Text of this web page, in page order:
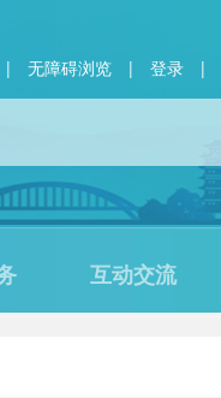
| 无障碍浏览 | 登录 |
互动交流